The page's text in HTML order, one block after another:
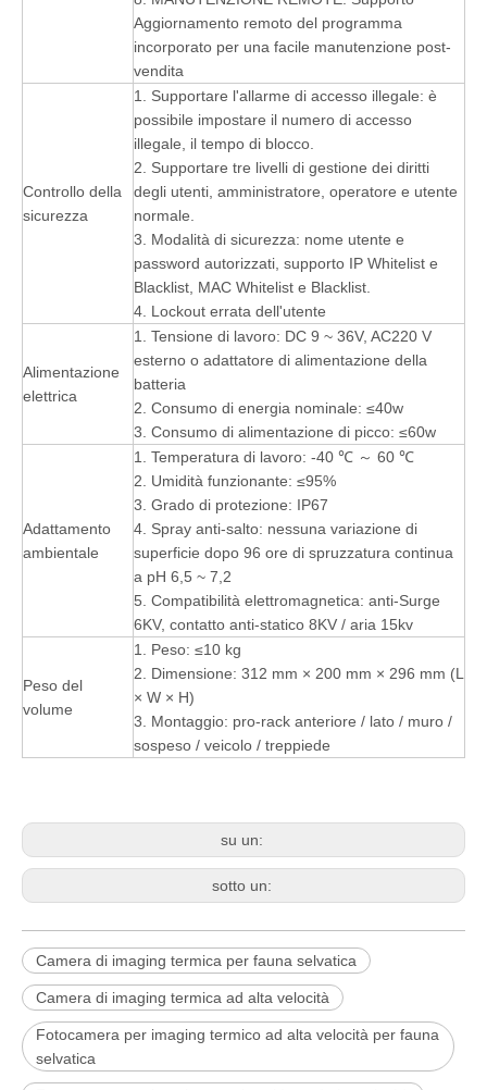
Aggiornamento remoto del programma
incorporato per una facile manutenzione post-
vendita
Controllo della
sicurezza
1. Supportare l'allarme di accesso illegale: è
possibile impostare il numero di accesso
illegale, il tempo di blocco.
2. Supportare tre livelli di gestione dei diritti
degli utenti, amministratore, operatore e utente
normale.
3. Modalità di sicurezza: nome utente e
password autorizzati, supporto IP Whitelist e
Blacklist, MAC Whitelist e Blacklist.
4. Lockout errata dell'utente
Alimentazione
elettrica
1. Tensione di lavoro: DC 9 ~ 36V, AC220 V
esterno o adattatore di alimentazione della
batteria
2. Consumo di energia nominale: ≤40w
3. Consumo di alimentazione di picco: ≤60w
Adattamento
ambientale
1. Temperatura di lavoro: -40 ℃ ～ 60 ℃
2. Umidità funzionante: ≤95%
3. Grado di protezione: IP67
4. Spray anti-salto: nessuna variazione di
superficie dopo 96 ore di spruzzatura continua
a pH 6,5 ~ 7,2
5. Compatibilità elettromagnetica: anti-Surge
6KV, contatto anti-statico 8KV / aria 15kv
Peso del
volume
1. Peso: ≤10 kg
2. Dimensione: 312 mm × 200 mm × 296 mm (L
× W × H)
3. Montaggio: pro-rack anteriore / lato / muro /
sospeso / veicolo / treppiede
su un:
sotto un:
Camera di imaging termica per fauna selvatica
Camera di imaging termica ad alta velocità
Fotocamera per imaging termico ad alta velocità per fauna
selvatica